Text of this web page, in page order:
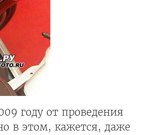
году от проведения
в этом, кажется, даже